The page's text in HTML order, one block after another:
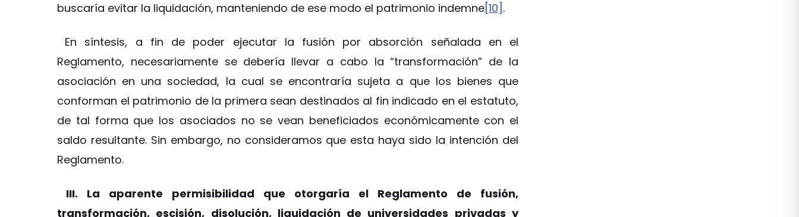
buscaría evitar la liquidación, manteniendo de ese modo el patrimonio indemne[10] .
En síntesis, a fin de poder ejecutar la fusión por absorción señalada en el
Reglamento, necesariamente se debería llevar a cabo la “transformación” de la
asociación en una sociedad, la cual se encontraría sujeta a que los bienes que
conforman el patrimonio de la primera sean destinados al fin indicado en el estatuto,
de tal forma que los asociados no se vean beneficiados económicamente con el
saldo resultante. Sin embargo, no consideramos que esta haya sido la intención del
Reglamento.
III. La aparente permisibilidad que otorgaría el Reglamento de fusión,
transformación, escisión, disolución, liquidación de universidades privadas y